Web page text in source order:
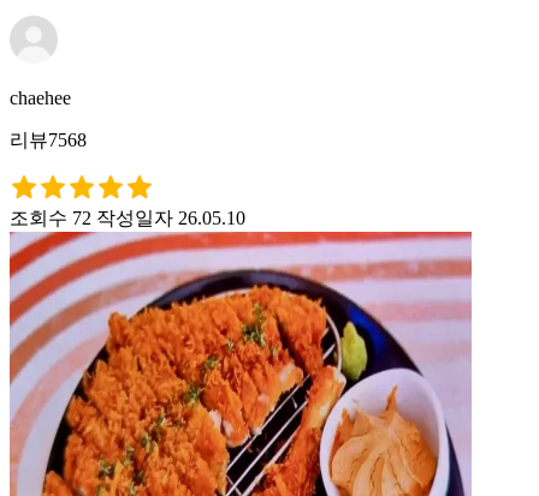
chaehee
리뷰7568
조회수 72 작성일자 26.05.10